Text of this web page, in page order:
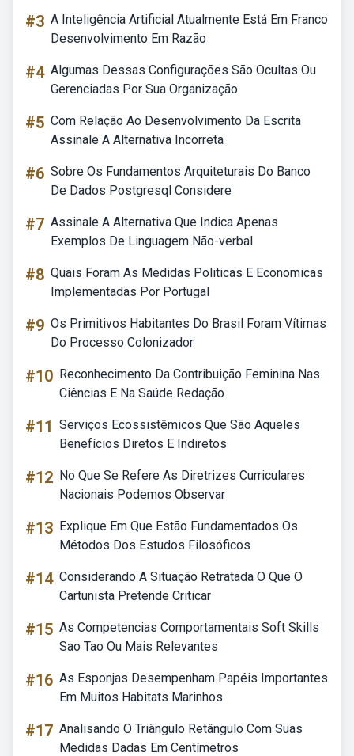
#3 A Inteligência Artificial Atualmente Está Em Franco
Desenvolvimento Em Razão
#4 Algumas Dessas Configurações São Ocultas Ou
Gerenciadas Por Sua Organização
#5 Com Relação Ao Desenvolvimento Da Escrita
Assinale A Alternativa Incorreta
#6 Sobre Os Fundamentos Arquiteturais Do Banco
De Dados Postgresql Considere
#7 Assinale A Alternativa Que Indica Apenas
Exemplos De Linguagem Não-verbal
#8 Quais Foram As Medidas Politicas E Economicas
Implementadas Por Portugal
#9 Os Primitivos Habitantes Do Brasil Foram Vítimas
Do Processo Colonizador
#10 Reconhecimento Da Contribuição Feminina Nas
Ciências E Na Saúde Redação
#11 Serviços Ecossistêmicos Que São Aqueles
Benefícios Diretos E Indiretos
#12 No Que Se Refere As Diretrizes Curriculares
Nacionais Podemos Observar
#13 Explique Em Que Estão Fundamentados Os
Métodos Dos Estudos Filosóficos
#14 Considerando A Situação Retratada O Que O
Cartunista Pretende Criticar
#15 As Competencias Comportamentais Soft Skills
Sao Tao Ou Mais Relevantes
#16 As Esponjas Desempenham Papéis Importantes
Em Muitos Habitats Marinhos
#17 Analisando O Triângulo Retângulo Com Suas
Medidas Dadas Em Centímetros